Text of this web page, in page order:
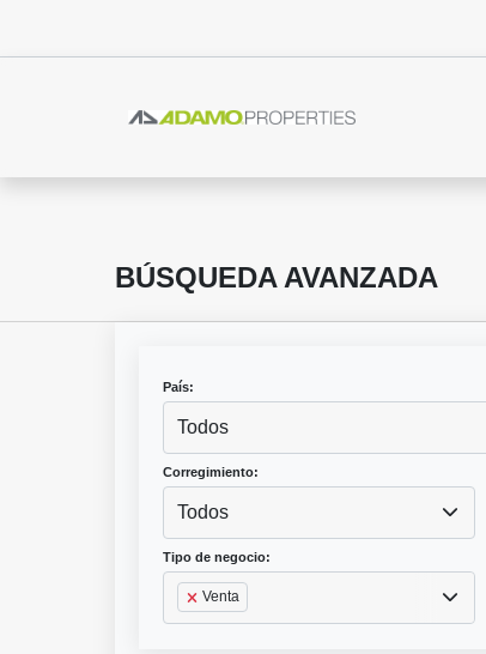
BÚSQUEDA AVANZADA
País:
Todos
Corregimiento:
Todos
Tipo de negocio:
Venta